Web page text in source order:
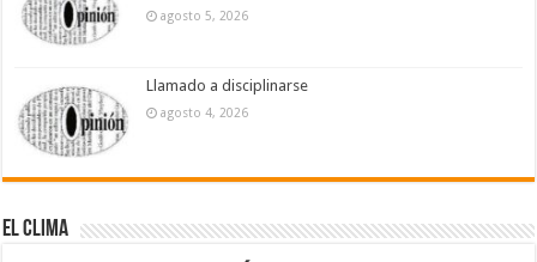
agosto 5, 2026
Llamado a disciplinarse
agosto 4, 2026
El Clima